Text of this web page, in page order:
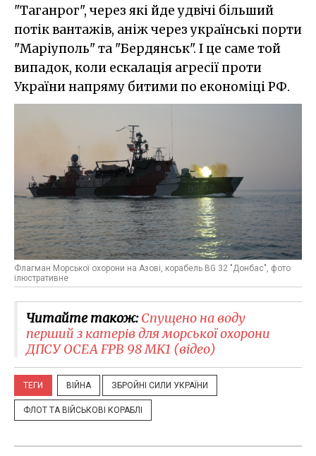
"Таганрог", через які йде удвічі більший
потік вантажів, аніж через українські порти
"Маріуполь" та "Бердянськ". І це саме той
випадок, коли ескалація агресії проти
України напряму битими по економіці РФ.
Флагман Морської охорони на Азові, корабель BG 32 "Донбас", фото
ілюстративне
Читайте також:Спущено на воду
перший з катерів для морської охорони
ДПСУ ОСЕА FPB 98 MK1 (відео)
ТЕГИ ВІЙНА ЗБРОЙНІ СИЛИ УКРАЇНИ
ФЛОТ ТА ВІЙСЬКОВІ КОРАБЛІ